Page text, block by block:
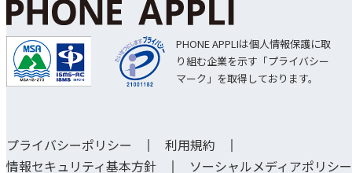
PHONE APPLIは個人情報保護に取
り組む企業を示す「プライバシー
マーク」を取得しております。
プライバシーポリシー
利用規約
情報セキュリティ基本方針
ソーシャルメディアポリシー